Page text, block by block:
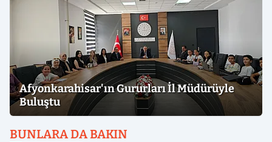
Afyonkarahisar'ın Gururları İl Müdürüyle
Buluştu
BUNLARA DA BAKIN